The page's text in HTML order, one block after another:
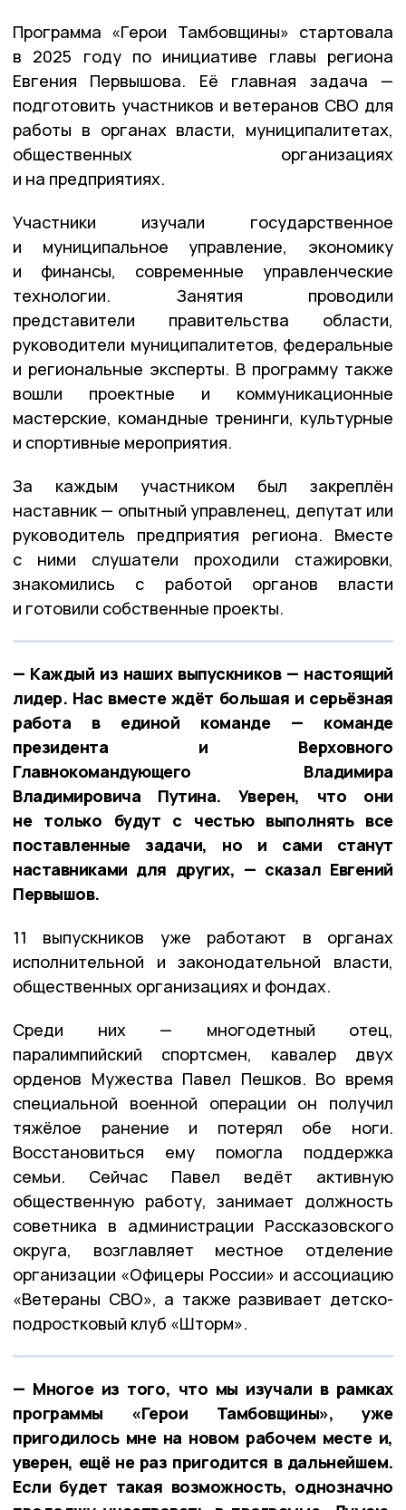
Программа «Герои Тамбовщины» стартовала
в 2025 году по инициативе главы региона
Евгения Первышова. Её главная задача —
подготовить участников и ветеранов СВО для
работы в органах власти, муниципалитетах,
общественных организациях
и на предприятиях.
Участники изучали государственное
и муниципальное управление, экономику
и финансы, современные управленческие
технологии. Занятия проводили
представители правительства области,
руководители муниципалитетов, федеральные
и региональные эксперты. В программу также
вошли проектные и коммуникационные
мастерские, командные тренинги, культурные
и спортивные мероприятия.
За каждым участником был закреплён
наставник — опытный управленец, депутат или
руководитель предприятия региона. Вместе
с ними слушатели проходили стажировки,
знакомились с работой органов власти
и готовили собственные проекты.
— Каждый из наших выпускников — настоящий
лидер. Нас вместе ждёт большая и серьёзная
работа в единой команде — команде
президента и Верховного
Главнокомандующего Владимира
Владимировича Путина. Уверен, что они
не только будут с честью выполнять все
поставленные задачи, но и сами станут
наставниками для других, — сказал Евгений
Первышов.
11 выпускников уже работают в органах
исполнительной и законодательной власти,
общественных организациях и фондах.
Среди них — многодетный отец,
паралимпийский спортсмен, кавалер двух
орденов Мужества Павел Пешков. Во время
специальной военной операции он получил
тяжёлое ранение и потерял обе ноги.
Восстановиться ему помогла поддержка
семьи. Сейчас Павел ведёт активную
общественную работу, занимает должность
советника в администрации Рассказовского
округа, возглавляет местное отделение
организации «Офицеры России» и ассоциацию
«Ветераны СВО», а также развивает детско-
подростковый клуб «Шторм».
— Многое из того, что мы изучали в рамках
программы «Герои Тамбовщины», уже
пригодилось мне на новом рабочем месте и,
уверен, ещё не раз пригодится в дальнейшем.
Если будет такая возможность, однозначно